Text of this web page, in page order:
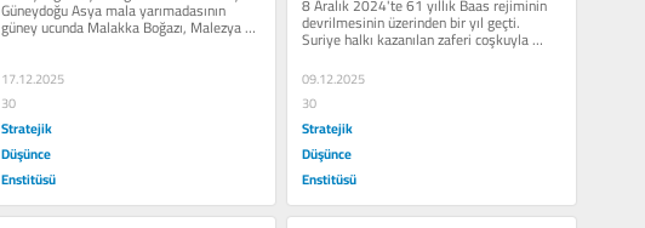
Güneydoğu Asya mala yarımadasının
güney ucunda Malakka Boğazı, Malezya ve
Sumatra arasında...
17.12.2025
30
Stratejik
Düşünce
Enstitüsü
devrilmesinin üzerinden bir yıl geçti.
Suriye halkı kazanılan zaferi coşkuyla
kutladı. Baskıcı...
09.12.2025
30
Stratejik
Düşünce
Enstitüsü